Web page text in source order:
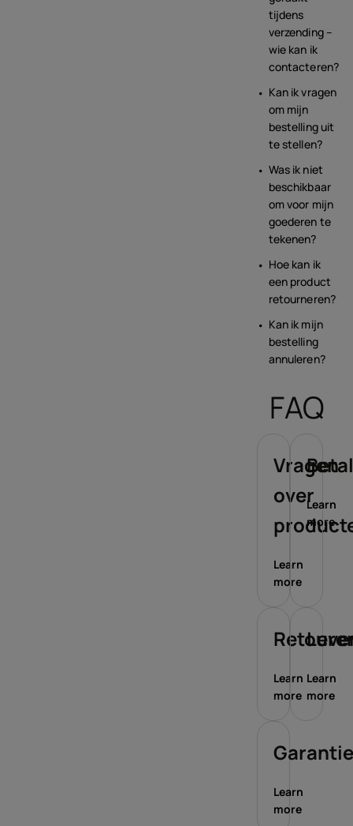
tijdens
verzending –
wie kan ik
contacteren?
Kan ik vragen
om mijn
bestelling uit
te stellen?
Was ik niet
beschikbaar
om voor mijn
goederen te
tekenen?
Hoe kan ik
een product
retourneren?
Kan ik mijn
bestelling
annuleren?
FAQ
Vragen
over
Learn
more
Learn
more
Learn
more
Learn
more
Learn
more